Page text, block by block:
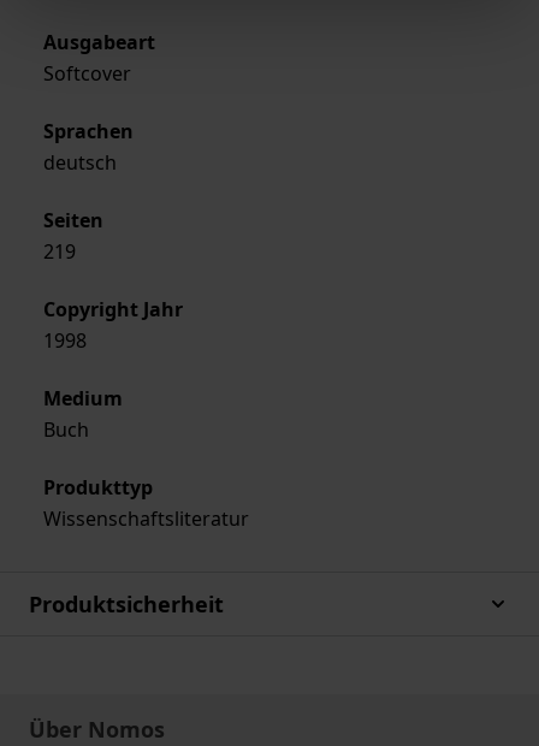
Ausgabeart
Softcover
Sprachen
deutsch
Seiten
219
Copyright Jahr
1998
Medium
Buch
Produkttyp
Wissenschaftsliteratur
Produktsicherheit
Über Nomos